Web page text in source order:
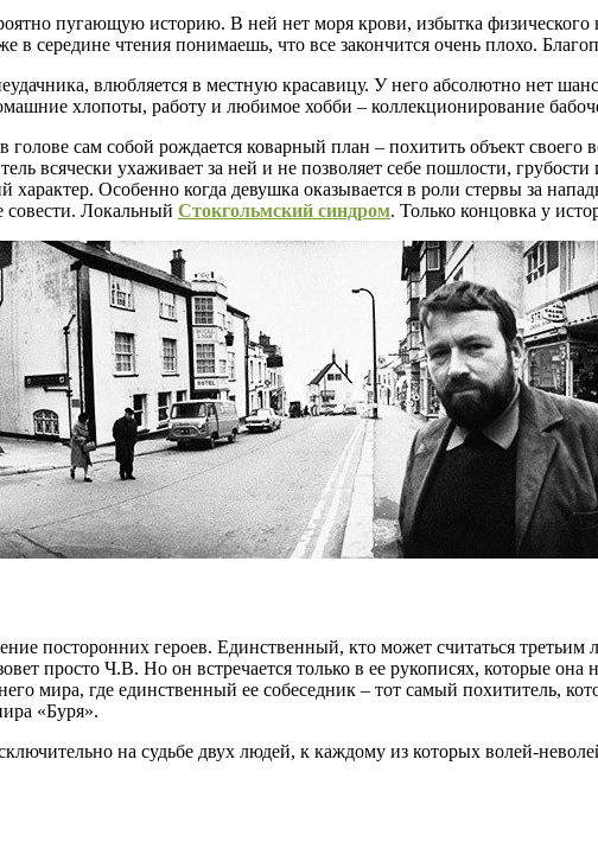
пугающую историю. В ней нет моря крови, избытка физического
середине чтения понимаешь, что все закончится очень плохо.
влюбляется в местную красавицу. У него абсолютно нет
хлопоты, работу и любимое хобби – коллекционирование
сам собой рождается коварный план – похитить объект своего
всячески ухаживает за ней и не позволяет себе пошлости,
характер. Особенно когда девушка оказывается в роли стервы за
совести. Локальный Стокгольмский синдром. Только концовка у
посторонних героев. Единственный, кто может считаться
просто Ч.В. Но он встречается только в ее рукописях, которые она
мира, где единственный ее собеседник – тот самый похититель,
«Буря».
на судьбе двух людей, к каждому из которых волей-